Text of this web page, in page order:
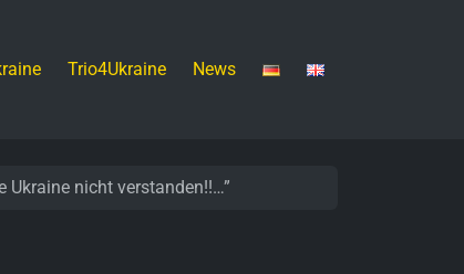
Trio4Ukraine News
Ukraine nicht verstanden!!…”